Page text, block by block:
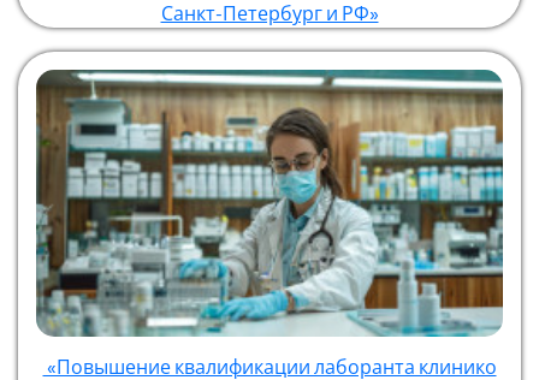
Санкт-Петербург и РФ»
«Повышение квалификации лаборанта клинико